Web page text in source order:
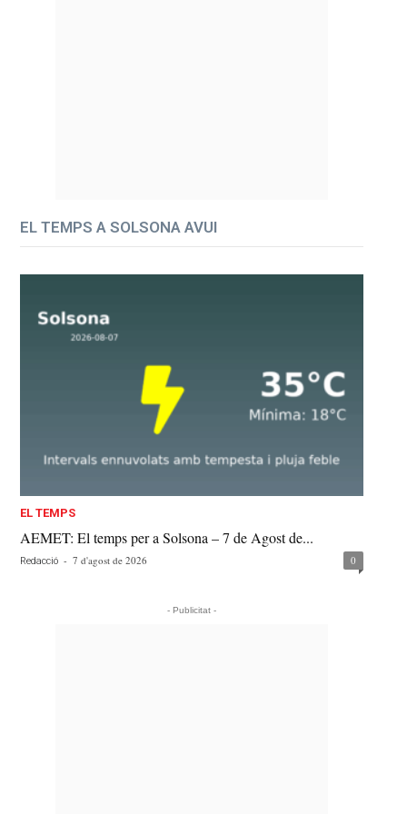
EL TEMPS A SOLSONA AVUI
EL TEMPS
AEMET: El temps per a Solsona – 7 de Agost de...
Redacció - 7 d'agost de 2026 0
- Publicitat -